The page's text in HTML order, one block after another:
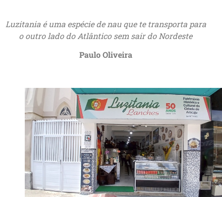
Luzitania é uma espécie de nau que te transporta para
o outro lado do Atlântico sem sair do Nordeste
Paulo Oliveira